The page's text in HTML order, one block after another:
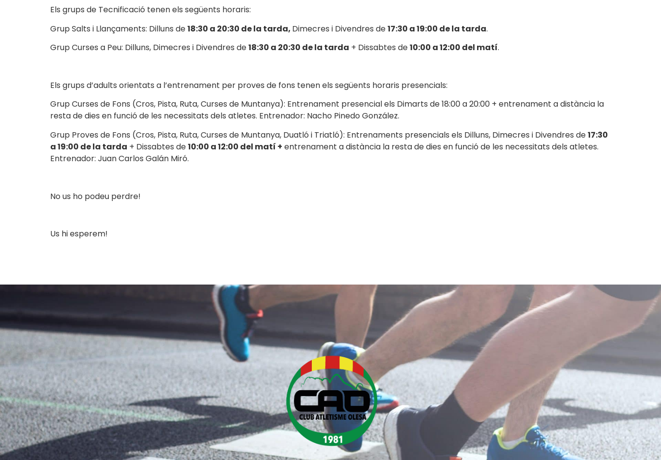
Els grups de Tecnificació tenen els següents horaris:
Grup Salts i Llançaments: Dilluns de18:30 a 20:30 de la tarda, Dimecres i Divendres de17:30 a 19:00 de la tarda.
Grup Curses a Peu: Dilluns, Dimecres i Divendres de18:30 a 20:30 de la tarda + Dissabtes de10:00 a 12:00 del matí.
Els grups d’adults orientats a l’entrenament per proves de fons tenen els següents horaris presencials:
Grup Curses de Fons (Cros, Pista, Ruta, Curses de Muntanya): Entrenament presencial els Dimarts de 18:00 a 20:00 + entrenament a distància la
resta de dies en funció de les necessitats dels atletes. Entrenador: Nacho Pinedo González.
Grup Proves de Fons (Cros, Pista, Ruta, Curses de Muntanya, Duatló i Triatló): Entrenaments presencials els Dilluns, Dimecres i Divendres de17:30
a 19:00 de la tarda + Dissabtes de10:00 a 12:00 del matí + entrenament a distància la resta de dies en funció de les necessitats dels atletes.
Entrenador: Juan Carlos Galán Miró.
No us ho podeu perdre!
Us hi esperem!